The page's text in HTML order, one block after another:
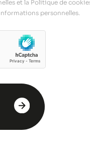
et la Politique de
personnelles.